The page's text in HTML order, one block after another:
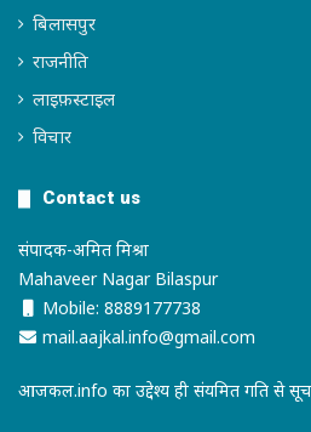
बिलासपुर
राजनीति
लाइफ़स्टाइल
विचार
Contact us
संपादक-अमित मिश्रा
Mahaveer Nagar Bilaspur
Mobile: 8889177738
mail.aajkal.info@gmail.com
आजकल.info का उद्देश्य ही संयमित गति से